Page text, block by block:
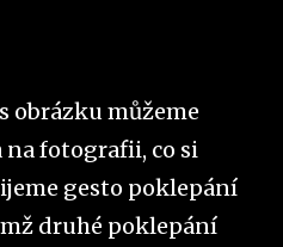
obrázku můžeme
fotografii, co si
gesto poklepání
druhé poklepání